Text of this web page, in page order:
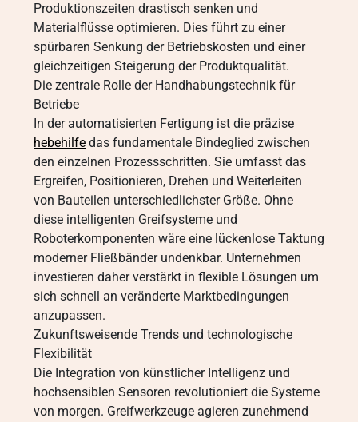
Produktionszeiten drastisch senken und
Materialflüsse optimieren. Dies führt zu einer
spürbaren Senkung der Betriebskosten und einer
gleichzeitigen Steigerung der Produktqualität.
Die zentrale Rolle der Handhabungstechnik für
Betriebe
In der automatisierten Fertigung ist die präzise
hebehilfe das fundamentale Bindeglied zwischen
den einzelnen Prozessschritten. Sie umfasst das
Ergreifen, Positionieren, Drehen und Weiterleiten
von Bauteilen unterschiedlichster Größe. Ohne
diese intelligenten Greifsysteme und
Roboterkomponenten wäre eine lückenlose Taktung
moderner Fließbänder undenkbar. Unternehmen
investieren daher verstärkt in flexible Lösungen um
sich schnell an veränderte Marktbedingungen
anzupassen.
Zukunftsweisende Trends und technologische
Flexibilität
Die Integration von künstlicher Intelligenz und
hochsensiblen Sensoren revolutioniert die Systeme
von morgen. Greifwerkzeuge agieren zunehmend